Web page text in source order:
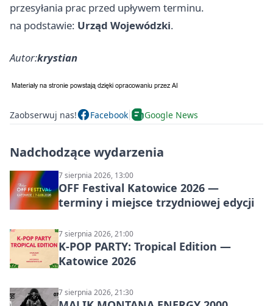
przesyłania prac przed upływem terminu.
na podstawie: Urząd Wojewódzki.
Autor:krystian
Zaobserwuj nas! Facebook Google News
Nadchodzące wydarzenia
7 sierpnia 2026, 13:00
OFF Festival Katowice 2026 —
terminy i miejsce trzydniowej edycji
7 sierpnia 2026, 21:00
K-POP PARTY: Tropical Edition —
Katowice 2026
7 sierpnia 2026, 21:30